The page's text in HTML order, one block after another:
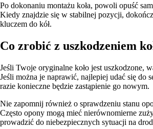
Po dokonaniu montażu koła, powoli opuść
Kiedy znajdzie się w stabilnej pozycji,
kluczem do kół.
Co zrobić z uszkodzeniem
Jeśli Twoje oryginalne koło jest uszkodzone,
Jeśli można je naprawić, najlepiej udać się do
razie konieczne będzie zastąpienie go nowym.
Nie zapomnij również o sprawdzeniu stanu
Często opony mogą mieć nierównomierne
prowadzić do niebezpiecznych sytuacji na